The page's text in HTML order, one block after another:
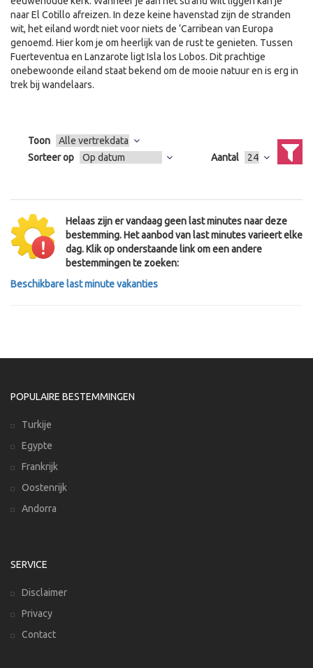
naar El Cotillo afreizen. In deze keine havenstad zijn de stranden
wit, het eiland wordt niet voor niets de ‘Carribean van Europa
genoemd. Hier kom je om heerlijk van de rust te genieten. Tussen
Fuerteventua en Lanzarote ligt Isla los Lobos. Dit prachtige
onebewoonde eiland staat bekend om de mooie natuur en is erg in
trek bij wandelaars.
Toon
Sorteer op
Aantal
Helaas zijn er vandaag geen last minutes naar deze
bestemming. Het aanbod van last minutes varieert elke
dag. Klik op onderstaande link om een andere
bestemmingen te zoeken:
Beschikbare last minute vakanties
POPULAIRE BESTEMMINGEN
Turkije
Egypte
Frankrijk
Oostenrijk
Andorra
SERVICE
Disclaimer
Privacy
Contact